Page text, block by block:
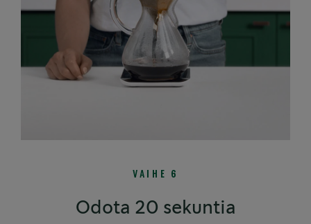
VAIHE 6
Odota 20 sekuntia